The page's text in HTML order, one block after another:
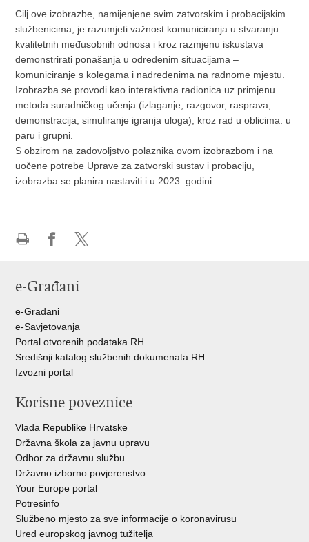
Cilj ove izobrazbe, namijenjene svim zatvorskim i probacijskim
službenicima, je razumjeti važnost komuniciranja u stvaranju
kvalitetnih međusobnih odnosa i kroz razmjenu iskustava
demonstrirati ponašanja u određenim situacijama –
komuniciranje s kolegama i nadređenima na radnome mjestu.
Izobrazba se provodi kao interaktivna radionica uz primjenu
metoda suradničkog učenja (izlaganje, razgovor, rasprava,
demonstracija, simuliranje igranja uloga); kroz rad u oblicima: u
paru i grupni.
S obzirom na zadovoljstvo polaznika ovom izobrazbom i na
uočene potrebe Uprave za zatvorski sustav i probaciju,
izobrazba se planira nastaviti i u 2023. godini.
FacebookuTwitteru
e-Građani
e-Građani
e-Savjetovanja
Portal otvorenih podataka RH
Središnji katalog službenih dokumenata RH
Izvozni portal
Korisne poveznice
Vlada Republike Hrvatske
Državna škola za javnu upravu
Odbor za državnu službu
Državno izborno povjerenstvo
Your Europe portal
Potresinfo
Službeno mjesto za sve informacije o koronavirusu
Ured europskog javnog tužitelja